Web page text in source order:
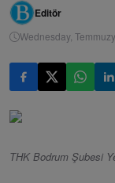
Editör
Wednesday,
THK Bodrum Şubesi